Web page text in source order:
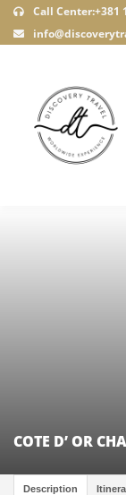
Call Center:+381
COTE D’ OR
Description